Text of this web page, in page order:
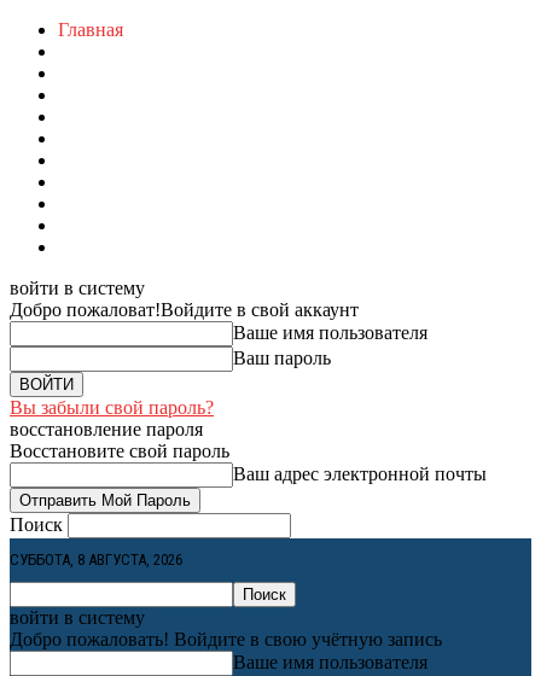
Главная
войти в систему
Добро пожаловат!Войдите в свой аккаунт
Ваше имя пользователя
Ваш пароль
Вы забыли свой пароль?
восстановление пароля
Восстановите свой пароль
Ваш адрес электронной почты
Поиск
СУББОТА, 8 АВГУСТА, 2026
войти в систему
Добро пожаловать! Войдите в свою учётную запись
Ваше имя пользователя